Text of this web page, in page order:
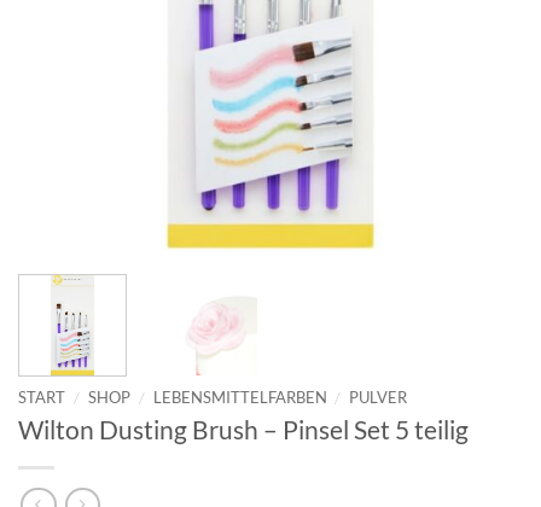
START / SHOP / LEBENSMITTELFARBEN / PULVER
Wilton Dusting Brush – Pinsel Set 5 teilig